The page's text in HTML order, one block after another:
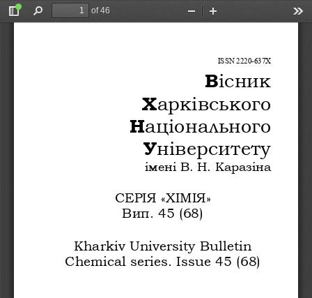
Toggle
Find
of 46
Zoom
ISSN 2220-637X
Вісник
Харківського
Національного
Університету
імені В. Н. Каразіна
СЕРІЯ «ХІМІЯ»
Вип. 45 (68)
Kharkiv University Bulletin
Chemical series. Issue 45 (68)